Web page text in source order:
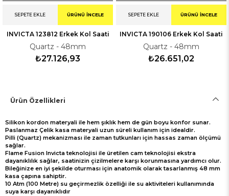
INVICTA 123812 Erkek Kol Saati
Quartz - 48mm
₺27.126,93
SEPETE EKLE ÜRÜNÜ İNCELE
INVICTA 190106 Erkek Kol Saati
Quartz - 48mm
₺26.651,02
SEPETE EKLE ÜRÜNÜ İNCELE
Ürün Özellikleri
Silikon kordon materyali ile hem şıklık hem de gün boyu konfor sunar.
Paslanmaz Çelik kasa materyali uzun süreli kullanım için idealdir.
Pilli (Quartz) mekanizması ile zaman tutkunları için hassas zaman ölçümü
sağlar.
Flame Fusion Invicta teknolojisi ile üretilen cam teknolojisi ekstra
dayanıklılık sağlar, saatinizin çizilmelere karşı korunmasına yardımcı olur.
Bileğinize en iyi şekilde oturması için anatomik olarak tasarlanmış 48 mm
kasa çapına sahiptir.
10 Atm (100 Metre) su geçirmezlik özelliği ile su aktiviteleri kullanımında
suya karşı dayanıklıdır